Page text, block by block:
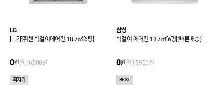
LG
[특가]휘센 벽걸이에어컨 18.7㎡[6평]
0원월16,500원
최저가
삼성
벽걸이 에어컨 18.7㎡[6평](빠른배송)
0원월15,900원
BEST